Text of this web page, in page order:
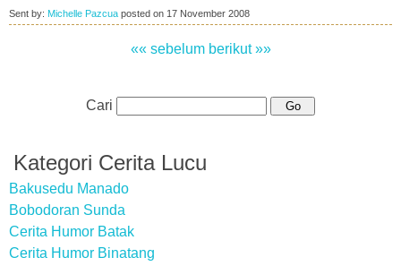
Sent by: Michelle Pazcua posted on 17 November 2008
«« sebelum berikut »»
Cari
Kategori Cerita Lucu
Bakusedu Manado
Bobodoran Sunda
Cerita Humor Batak
Cerita Humor Binatang